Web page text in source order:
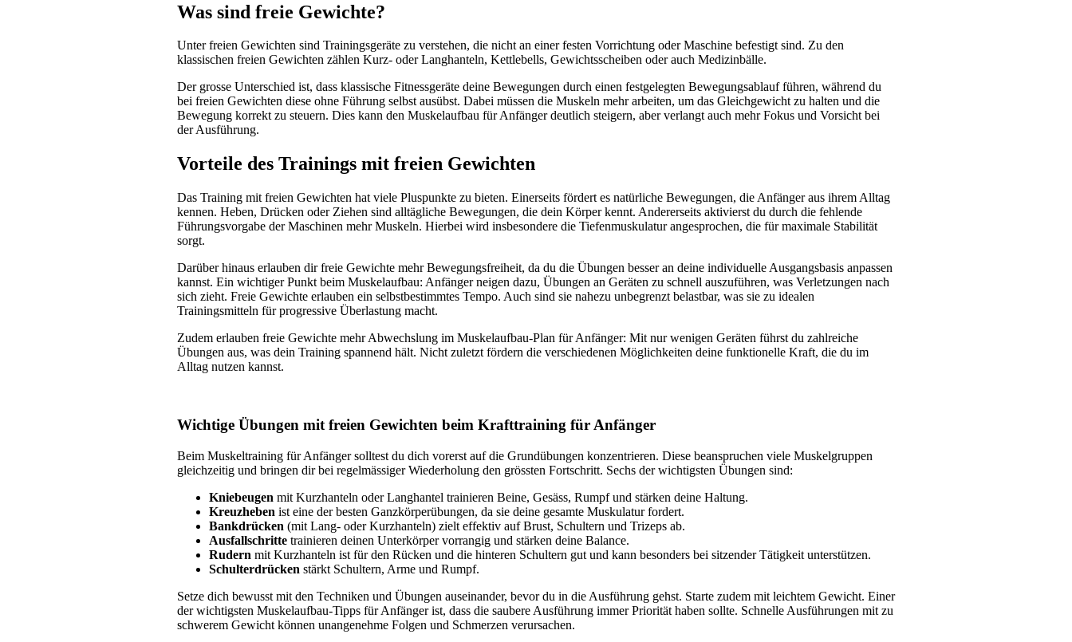
Was sind freie Gewichte?
Unter freien Gewichten sind Trainingsgeräte zu verstehen, die nicht an einer festen Vorrichtung oder Maschine befestigt sind. Zu den
klassischen freien Gewichten zählen Kurz- oder Langhanteln, Kettlebells, Gewichtsscheiben oder auch Medizinbälle.
Der grosse Unterschied ist, dass klassische Fitnessgeräte deine Bewegungen durch einen festgelegten Bewegungsablauf führen, während du
bei freien Gewichten diese ohne Führung selbst ausübst. Dabei müssen die Muskeln mehr arbeiten, um das Gleichgewicht zu halten und die
Bewegung korrekt zu steuern. Dies kann den Muskelaufbau für Anfänger deutlich steigern, aber verlangt auch mehr Fokus und Vorsicht bei
der Ausführung.
Vorteile des Trainings mit freien Gewichten
Das Training mit freien Gewichten hat viele Pluspunkte zu bieten. Einerseits fördert es natürliche Bewegungen, die Anfänger aus ihrem Alltag
kennen. Heben, Drücken oder Ziehen sind alltägliche Bewegungen, die dein Körper kennt. Andererseits aktivierst du durch die fehlende
Führungsvorgabe der Maschinen mehr Muskeln. Hierbei wird insbesondere die Tiefenmuskulatur angesprochen, die für maximale Stabilität
sorgt.
Darüber hinaus erlauben dir freie Gewichte mehr Bewegungsfreiheit, da du die Übungen besser an deine individuelle Ausgangsbasis anpassen
kannst. Ein wichtiger Punkt beim Muskelaufbau: Anfänger neigen dazu, Übungen an Geräten zu schnell auszuführen, was Verletzungen nach
sich zieht. Freie Gewichte erlauben ein selbstbestimmtes Tempo. Auch sind sie nahezu unbegrenzt belastbar, was sie zu idealen
Trainingsmitteln für progressive Überlastung macht.
Zudem erlauben freie Gewichte mehr Abwechslung im Muskelaufbau-Plan für Anfänger: Mit nur wenigen Geräten führst du zahlreiche
Übungen aus, was dein Training spannend hält. Nicht zuletzt fördern die verschiedenen Möglichkeiten deine funktionelle Kraft, die du im
Alltag nutzen kannst.
Wichtige Übungen mit freien Gewichten beim Krafttraining für Anfänger
Beim Muskeltraining für Anfänger solltest du dich vorerst auf die Grundübungen konzentrieren. Diese beanspruchen viele Muskelgruppen
gleichzeitig und bringen dir bei regelmässiger Wiederholung den grössten Fortschritt. Sechs der wichtigsten Übungen sind:
Kniebeugen mit Kurzhanteln oder Langhantel trainieren Beine, Gesäss, Rumpf und stärken deine Haltung.
Kreuzheben ist eine der besten Ganzkörperübungen, da sie deine gesamte Muskulatur fordert.
Bankdrücken (mit Lang- oder Kurzhanteln) zielt effektiv auf Brust, Schultern und Trizeps ab.
Ausfallschritte trainieren deinen Unterkörper vorrangig und stärken deine Balance.
Rudern mit Kurzhanteln ist für den Rücken und die hinteren Schultern gut und kann besonders bei sitzender Tätigkeit unterstützen.
Schulterdrücken stärkt Schultern, Arme und Rumpf.
Setze dich bewusst mit den Techniken und Übungen auseinander, bevor du in die Ausführung gehst. Starte zudem mit leichtem Gewicht. Einer
der wichtigsten Muskelaufbau-Tipps für Anfänger ist, dass die saubere Ausführung immer Priorität haben sollte. Schnelle Ausführungen mit zu
schwerem Gewicht können unangenehme Folgen und Schmerzen verursachen.